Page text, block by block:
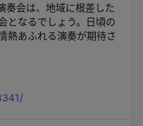
奏会は、地域に根差した
となるでしょう。日頃の
熱あふれる演奏が期待さ